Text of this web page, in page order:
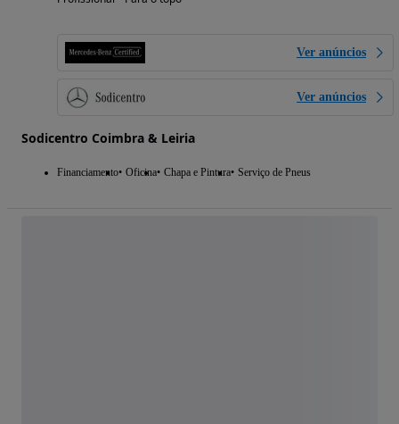
Ver anúncios
Ver anúncios
Sodicentro Coimbra & Leiria
Financiamento Oficina Chapa e Pintura Serviço de Pneus